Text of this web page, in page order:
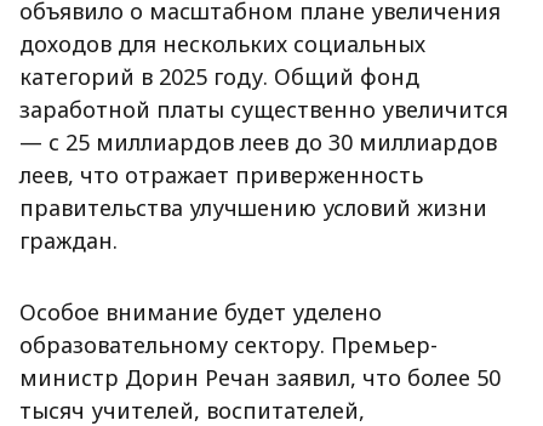
объявило о масштабном плане увеличения
доходов для нескольких социальных
категорий в 2025 году. Общий фонд
заработной платы существенно увеличится
— с 25 миллиардов леев до 30 миллиардов
леев, что отражает приверженность
правительства улучшению условий жизни
граждан.
Особое внимание будет уделено
образовательному сектору. Премьер-
министр Дорин Речан заявил, что более 50
тысяч учителей, воспитателей,